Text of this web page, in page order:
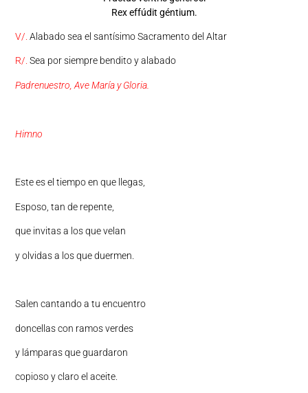
Rex effúdit géntium.
V/. Alabado sea el santísimo Sacramento del Altar
R/. Sea por siempre bendito y alabado
Padrenuestro, Ave María y Gloria.
Himno
Este es el tiempo en que llegas,
Esposo, tan de repente,
que invitas a los que velan
y olvidas a los que duermen.
Salen cantando a tu encuentro
doncellas con ramos verdes
y lámparas que guardaron
copioso y claro el aceite.